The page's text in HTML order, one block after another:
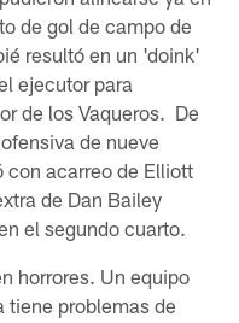
de gol de campo de
resultó en un 'doink'
ejecutor para
de los Vaqueros. De
de nueve
con acarreo de Elliott
de Dan Bailey
el segundo cuarto.
horrores. Un equipo
tiene problemas de